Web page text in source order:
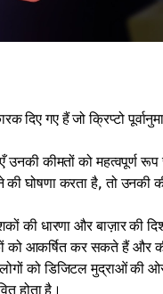
गए हैं जो क्रिप्टो
उनकी कीमतों को महत्वपूर्ण
घोषणा करता है, तो उनकी
की धारणा और बाज़ार की
को आकर्षित कर सकते हैं और
को डिजिटल मुद्राओं की
होता है।